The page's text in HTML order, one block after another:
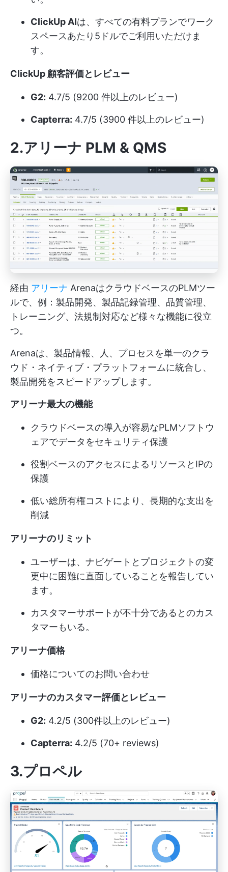
ClickUp AIは、すべての有料プランでワーク
スペースあたり5ドルでご利用いただけま
す。
ClickUp 顧客評価とレビュー
G2: 4.7/5 (9200 件以上のレビュー)
Capterra: 4.7/5 (3900 件以上のレビュー)
2.アリーナ PLM & QMS
経由 アリーナ ArenaはクラウドベースのPLMツー
ルで、例：製品開発、製品記録管理、品質管理、
トレーニング、法規制対応など様々な機能に役立
つ。
Arenaは、製品情報、人、プロセスを単一のクラ
ウド・ネイティブ・プラットフォームに統合し、
製品開発をスピードアップします。
アリーナ最大の機能
クラウドベースの導入が容易なPLMソフトウ
ェアでデータをセキュリティ保護
役割ベースのアクセスによるリソースとIPの
保護
低い総所有権コストにより、長期的な支出を
削減
アリーナのリミット
ユーザーは、ナビゲートとプロジェクトの変
更中に困難に直面していることを報告してい
ます。
カスタマーサポートが不十分であるとのカス
タマーもいる。
アリーナ価格
価格についてのお問い合わせ
アリーナのカスタマー評価とレビュー
G2: 4.2/5 (300件以上のレビュー)
Capterra: 4.2/5 (70+ reviews)
3.プロペル